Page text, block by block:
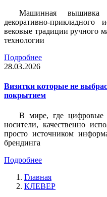
Машинная
декоративно-
вековые традиции ручного
технологии
Подробнее
28.03.2026
Визитки которые не
покрытием
В мире, где цифровые
носители, качественно
просто источником
брендинга
Подробнее
Главная
КЛЕВЕР